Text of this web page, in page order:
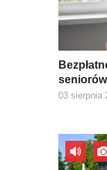
seniorów
03 sierpnia